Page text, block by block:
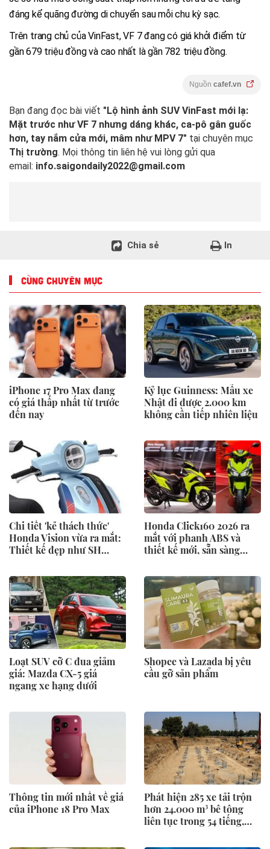
đáng kể quãng đường di chuyển sau mỗi chu kỳ sạc.
Trên trang chủ của VinFast, VF 7 đang có giá khởi điểm từ
gần 679 triệu đồng và cao nhất là gần 782 triệu đồng.
Nguồn cafef.vn
Bạn đang đọc bài viết "Lộ hình ảnh SUV VinFast mới lạ:
Mặt trước như VF 7 nhưng dáng khác, ca-pô gân guốc
hơn, tay nắm cửa mới, mâm như MPV 7" tại chuyên mục
Thị trường. Mọi thông tin liên hệ vui lòng gửi qua
email: info.saigondaily2022@gmail.com
Chia sẻ In
CÙNG CHUYÊN MỤC
iPhone 17 Pro Max đang
có giá thấp nhất từ trước
đến nay
Kỷ lục Guinness: Mẫu xe
Nhật đi được 2.000 km
không cần tiếp nhiên liệu
Chi tiết 'kẻ thách thức'
Honda Vision vừa ra mắt:
Thiết kế đẹp như SH
đồng
Honda Click160 2026 ra
mắt với phanh ABS và
thiết kế mới, sẵn sàng
Blade và Yamaha NVX
Loạt SUV cỡ C đua giảm
giá: Mazda CX-5 giá
ngang xe hạng dưới
Shopee và Lazada bị yêu
cầu gỡ sản phẩm
Thông tin mới nhất về giá
của iPhone 18 Pro Max
Phát hiện 285 xe tải trộn
hơn 24.000 m³ bê tông
liên tục trong 54 tiếng,
lộ diện